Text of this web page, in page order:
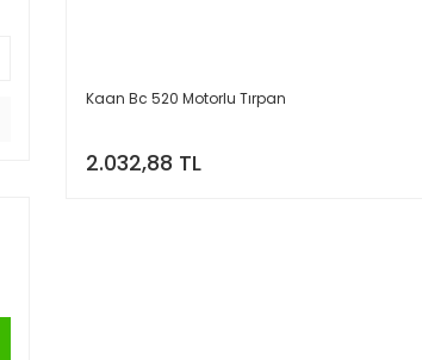
Kaan Bc 520 Motorlu Tırpan
2.032,88 TL